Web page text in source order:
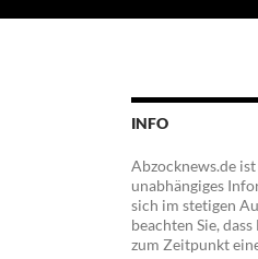
INFO
Abzocknews.de
unabhängiges
sich im stetigen
beachten Sie,
zum Zeitpunkt